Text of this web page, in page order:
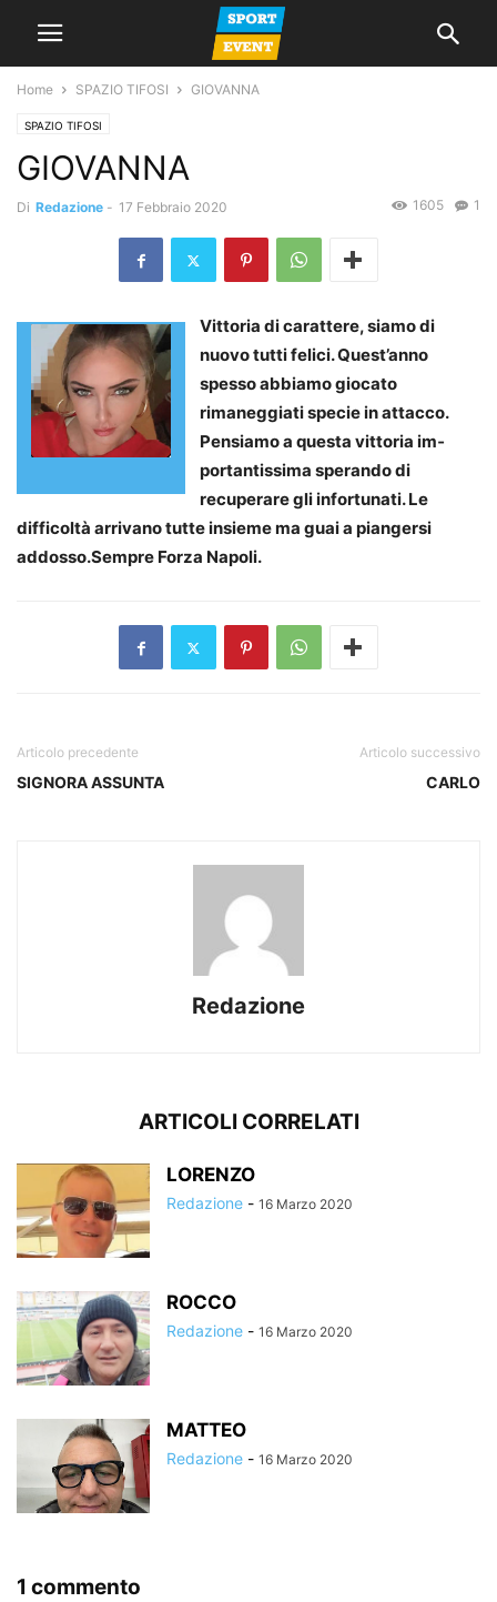
Home SPAZIO TIFOSI GIOVANNA
SPAZIO TIFOSI
GIOVANNA
Di Redazione - 17 Febbraio 2020 1
1605
Vittoria di carattere, siamo di
nuovo tutti felici. Quest’anno
spesso abbiamo giocato
rimaneggiati specie in attacco.
Pensiamo a questa vittoria im­
portantissima sperando di
recuperare gli infortu­nati. Le
difficoltà arrivano tutte insieme ma guai a piangersi
addosso.Sempre Forza Napoli.
Articolo precedente
SIGNORA ASSUNTA
Articolo successivo
CARLO
Redazione
ARTICOLI CORRELATI
LORENZO
Redazione - 16 Marzo 2020
ROCCO
Redazione - 16 Marzo 2020
MATTEO
Redazione - 16 Marzo 2020
1 commento